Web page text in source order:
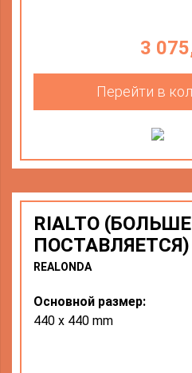
3
Перейти в
RIALTO
ПОСТАВЛЯЕТСЯ)
REALONDA
Основной размер:
440 х 440 mm